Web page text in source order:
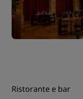
Ristorante e bar